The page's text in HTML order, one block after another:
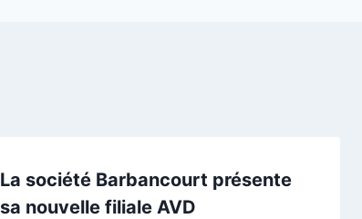
La société Barbancourt présente
sa nouvelle filiale AVD